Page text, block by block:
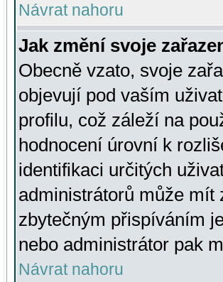
Návrat nahoru
Jak změní svoje
Obecně vzato, svoje
objevují pod vaším
profilu, což záleží na
hodnocení úrovní k
identifikaci určitých
administrátorů může mít
zbytečným přispíváním
nebo administrátor pak
Návrat nahoru